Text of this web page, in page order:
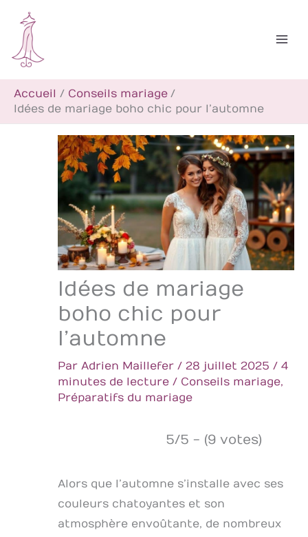
contenu
Accueil
Conseils mariage
Idées de mariage boho chic pour l’automne
Idées de mariage
boho chic pour
l’automne
Par Adrien Maillefer / 28 juillet 2025 / 4
minutes de lecture / Conseils mariage,
Préparatifs du mariage
5/5 - (9 votes)
Alors que l’automne s’installe avec ses
couleurs chatoyantes et son
atmosphère envoûtante, de nombreux
c
h
e